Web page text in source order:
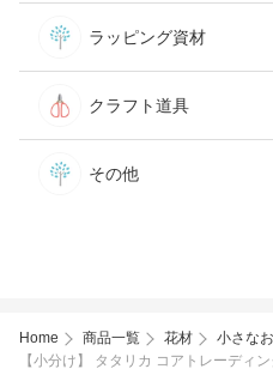
ラッピング資材
クラフト道具
その他
Home 商品一覧 花材
小さな
【小分け】 タタリカ コアトレーディ